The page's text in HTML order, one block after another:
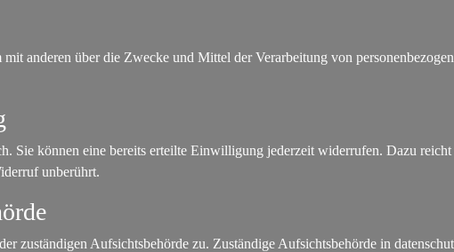
anderen über die Zwecke und Mittel der Verarbeitung von
können eine bereits erteilte Einwilligung jederzeit widerrufen. Dazu
unberührt.
zuständigen Aufsichtsbehörde zu. Zuständige Aufsichtsbehörde in